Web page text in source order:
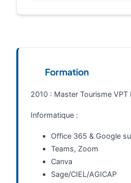
Formation
2010 : Master Tourisme VPT
Informatique :
Office 365 & Google
Teams, Zoom
Canva
Sage/CIEL/AGICAP